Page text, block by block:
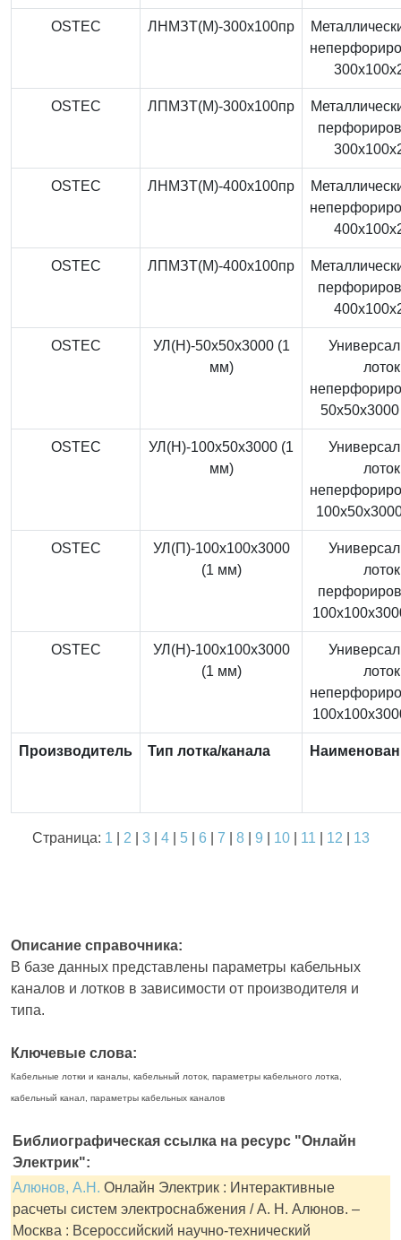
OSTEC ЛНМЗТ(М)-300x100пр
OSTEC ЛПМЗТ(М)-300x100пр
OSTEC ЛНМЗТ(М)-400x100пр
OSTEC ЛПМЗТ(М)-400x100пр
OSTEC
УЛ(Н)-50x50x3000 (1
мм)
лоток
OSTEC
УЛ(Н)-100x50x3000 (1
мм)
лоток
OSTEC
УЛ(П)-100x100x3000
(1 мм)
лоток
OSTEC
УЛ(Н)-100x100x3000
(1 мм)
лоток
Производитель Тип лотка/канала
Страница: 1 2 3| 4| 5| 6 7 8| 9 10| 11 12 13
Описание справочника:
В базе данных представлены параметры кабельных
каналов и лотков в зависимости от производителя и
типа.
Ключевые слова:
Кабельные лотки и каналы, кабельный лоток, параметры кабельного лотка,
кабельный канал, параметры кабельных каналов
Библиографическая ссылка на ресурс "Онлайн
Электрик":
Алюнов, А.Н. Онлайн Электрик : Интерактивные
расчеты систем электроснабжения / А. Н. Алюнов. –
Москва : Всероссийский научно-технический